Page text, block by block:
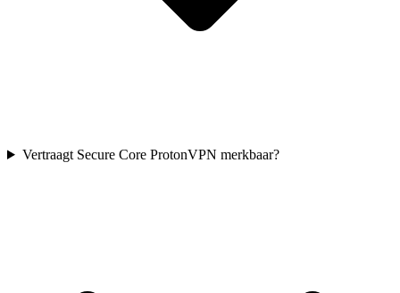
Vertraagt Secure Core ProtonVPN merkbaar?